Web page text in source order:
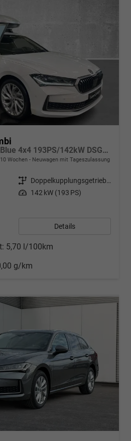
Selection 2.0 TDI AdBlue 4x4 193PS/142kW DSG7 2026
Wochen Neuwagen mit Tageszulassung
Getriebe
Doppelkupplungsgetriebe (DSG)
Leistung 142 kW (193 PS)
Details
5,70 l/100km
g/km